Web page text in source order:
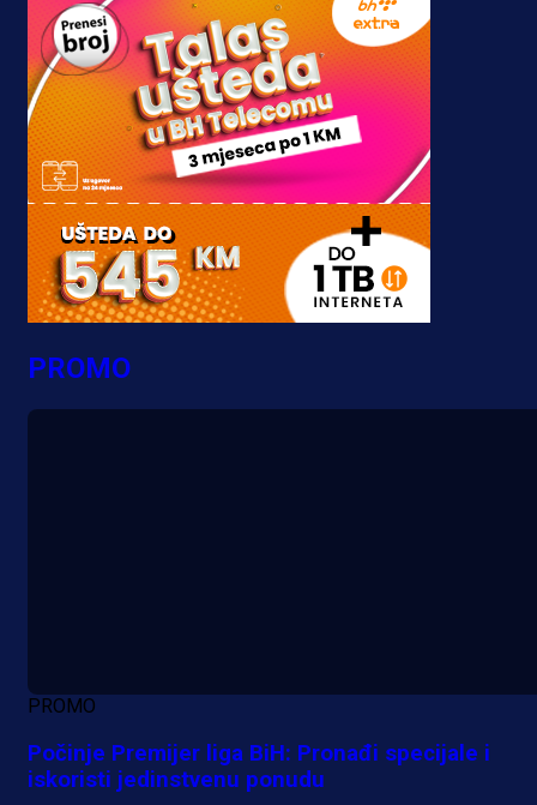
PROMO
PROMO
Počinje Premijer liga BiH: Pronađi specijale i
iskoristi jedinstvenu ponudu